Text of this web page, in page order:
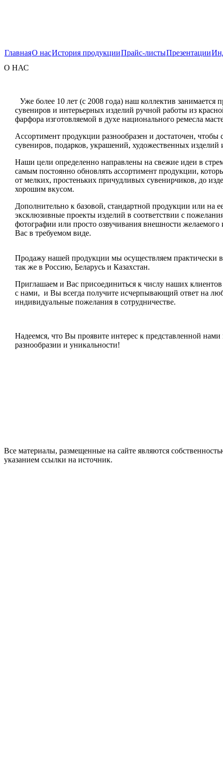
ГлавнаяО насИстория продукцииПрайс-листыПрезентации
О НАС
Уже более 10 лет (с 2008 года) наш коллектив занимается
сувениров и интерьерных изделий ручной работы из
фарфора изготовляемой в духе национального ремесла
Ассортимент продукции разнообразен и достаточен, чтобы
сувениров, подарков, украшений, художественных изделий
Наши цели определенно направлены на свежие идеи в
самым постоянно обновлять ассортимент продукции,
от мелких, простеньких причудливых сувенирчиков, до
хорошим вкусом.
Дополнительно к базовой, стандартной продукции или на
эксклюзивные проекты изделий в соответствии с
фотографии или просто озвучивания внешности
Вас в требуемом виде.
Продажу нашей продукции мы осуществляем
так же в Россию, Беларусь и Казахстан.
Приглашаем и Вас присоединиться к числу наших
с нами, и Вы всегда получите исчерпывающий ответ на
индивидуальные пожелания в сотрудничестве.
Надеемся, что Вы проявите интерес к представленной нами
разнообразии и уникальности!
Все материалы, размещенные на сайте являются
указанием ссылки на источник.